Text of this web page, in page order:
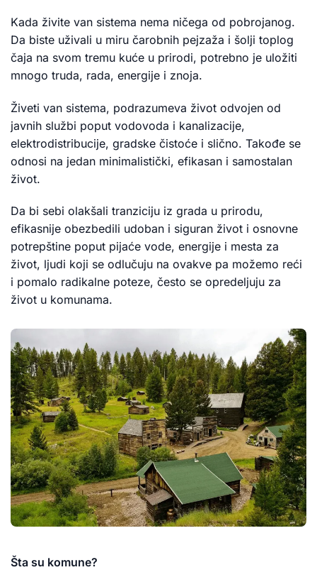
Kada živite van sistema nema ničega od pobrojanog.
Da biste uživali u miru čarobnih pejzaža i šolji toplog
čaja na svom tremu kuće u prirodi, potrebno je uložiti
mnogo truda, rada, energije i znoja.
Živeti van sistema, podrazumeva život odvojen od
javnih službi poput vodovoda i kanalizacije,
elektrodistribucije, gradske čistoće i slično. Takođe se
odnosi na jedan minimalistički, efikasan i samostalan
život.
Da bi sebi olakšali tranziciju iz grada u prirodu,
efikasnije obezbedili udoban i siguran život i osnovne
potrepštine poput pijaće vode, energije i mesta za
život, ljudi koji se odlučuju na ovakve pa možemo reći
i pomalo radikalne poteze, često se opredeljuju za
život u komunama.
Šta su komune?